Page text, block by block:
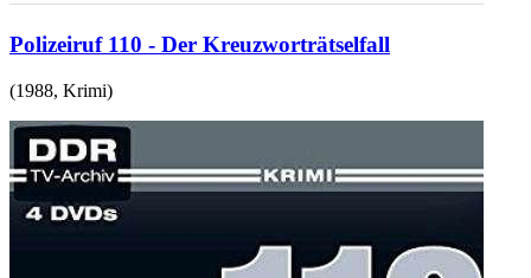
Polizeiruf 110 - Der Kreuzworträtselfall
(1988, Krimi)